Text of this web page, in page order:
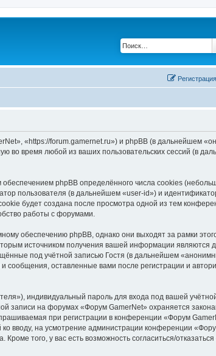
Регистрация
«https://forum.gamernet.ru») и phpBB (в дальнейшем
во время любой из ваших пользовательских сессий (в
phpBB определённого числа cookies
пользователя (в дальнейшем «user-id») и
будет создана после просмотра одной из тем
работы с форумами.
обеспечению phpBB, однако они выходят за рамки
источником получения вашей информации являются
под учётной записью Гостя (в дальнейшем
оставленные вами после регистрации и
индивидуальный пароль для входа под вашей
записи на форумах «Форум GamerNet» охраняется
при регистрации в конференции «Форум
вводу, на усмотрение администрации конференции
того, у вас есть возможность согласиться/отказаться